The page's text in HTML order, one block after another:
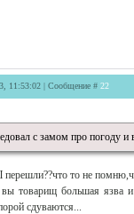
11:53:02 | Сообщение # 22
с замом про погоду
то не
товарищ большая язва и
сдуваются...